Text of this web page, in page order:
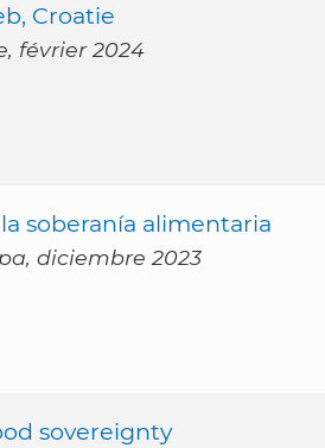
Croatie
février 2024
soberanía alimentaria
diciembre 2023
sovereignty